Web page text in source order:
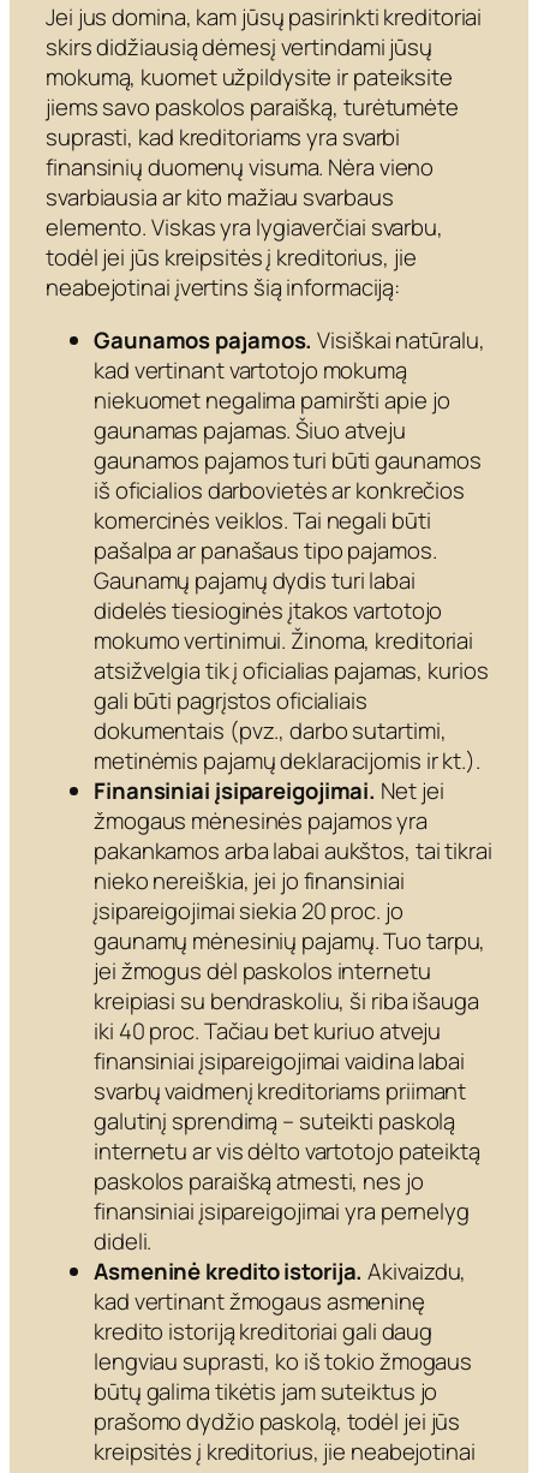
Jei jus domina, kam jūsų pasirinkti kreditoriai
skirs didžiausią dėmesį vertindami jūsų
mokumą, kuomet užpildysite ir pateiksite
jiems savo paskolos paraišką, turėtumėte
suprasti, kad kreditoriams yra svarbi
finansinių duomenų visuma. Nėra vieno
svarbiausia ar kito mažiau svarbaus
elemento.Viskas yra lygiaverčiai svarbu,
todėl jei jūs kreipsitės į kreditorius, jie
neabejotinai įvertins šią informaciją:
Gaunamos pajamos. Visiškai natūralu,
kad vertinant vartotojo mokumą
niekuomet negalima pamiršti apie jo
gaunamas pajamas. Šiuo atveju
gaunamos pajamos turi būti gaunamos
iš oficialios darbovietės ar konkrečios
komercinės veiklos. Tai negali būti
pašalpa ar panašaus tipo pajamos.
Gaunamų pajamų dydis turi labai
didelės tiesioginės įtakos vartotojo
mokumo vertinimui. Žinoma, kreditoriai
atsižvelgia tik į oficialias pajamas, kurios
gali būti pagrįstos oficialiais
dokumentais (pvz., darbo sutartimi,
metinėmis pajamų deklaracijomis ir kt.).
Finansiniai įsipareigojimai. Net jei
žmogaus mėnesinės pajamos yra
pakankamos arba labai aukštos, tai tikrai
nieko nereiškia, jei jo finansiniai
įsipareigojimai siekia 20 proc. jo
gaunamų mėnesinių pajamų. Tuo tarpu,
jei žmogus dėl paskolos internetu
kreipiasi su bendraskoliu, ši riba išauga
iki 40 proc. Tačiau bet kuriuo atveju
finansiniai įsipareigojimai vaidina labai
svarbų vaidmenį kreditoriams priimant
galutinį sprendimą – suteikti paskolą
internetu ar vis dėlto vartotojo pateiktą
paskolos paraišką atmesti, nes jo
finansiniai įsipareigojimai yra pernelyg
dideli.
Asmeninė kredito istorija. Akivaizdu,
kad vertinant žmogaus asmeninę
kredito istoriją kreditoriai gali daug
lengviau suprasti, ko iš tokio žmogaus
būtų galima tikėtis jam suteiktus jo
prašomo dydžio paskolą, todėl jei jūs
kreipsitės į kreditorius, jie neabejotinai